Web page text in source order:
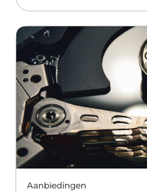
Aanbiedingen